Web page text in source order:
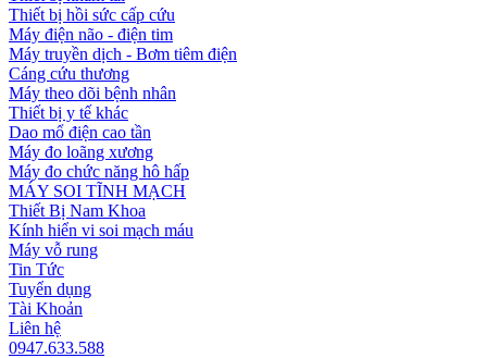
Thiết bị hồi sức cấp cứu
Máy điện não - điện tim
Máy truyền dịch - Bơm tiêm điện
Cáng cứu thương
Máy theo dõi bệnh nhân
Thiết bị y tế khác
Dao mổ điện cao tần
Máy đo loãng xương
Máy đo chức năng hô hấp
MÁY SOI TĨNH MẠCH
Thiết Bị Nam Khoa
Kính hiển vi soi mạch máu
Máy vỗ rung
Tin Tức
Tuyển dụng
Tài Khoản
Liên hệ
0947.633.588